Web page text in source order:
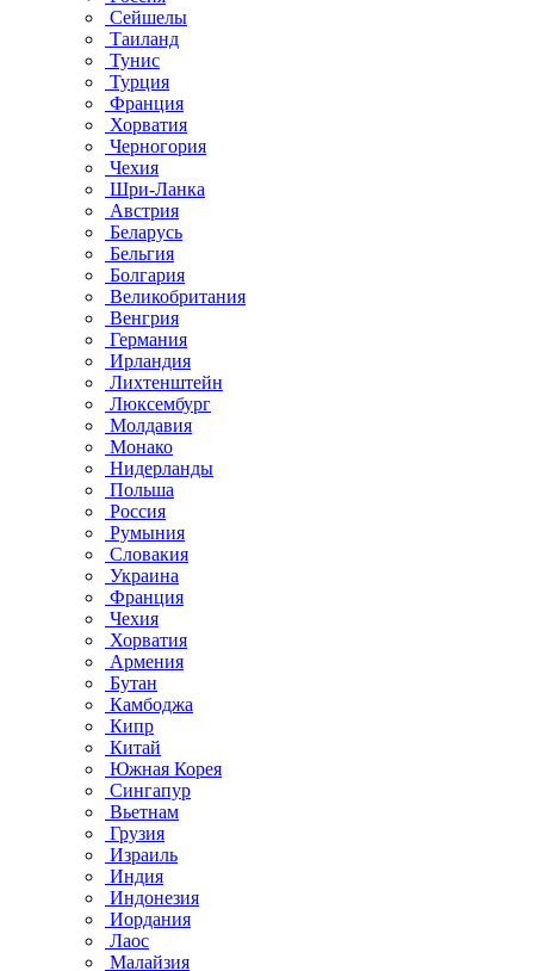
Сейшелы
Таиланд
Тунис
Турция
Франция
Хорватия
Черногория
Чехия
Шри-Ланка
Австрия
Беларусь
Бельгия
Болгария
Великобритания
Венгрия
Германия
Ирландия
Лихтенштейн
Люксембург
Молдавия
Монако
Нидерланды
Польша
Россия
Румыния
Словакия
Украина
Франция
Чехия
Хорватия
Армения
Бутан
Камбоджа
Кипр
Китай
Южная Корея
Сингапур
Вьетнам
Грузия
Израиль
Индия
Индонезия
Иордания
Лаос
Малайзия